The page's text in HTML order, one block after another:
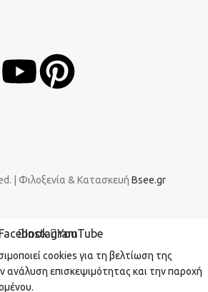
| Φιλοξενία & Κατασκευή Bsee.gr
FacebookInstagramYouTube
cookies για τη βελτίωση της
ανάλυση επισκεψιμότητας και την παροχή